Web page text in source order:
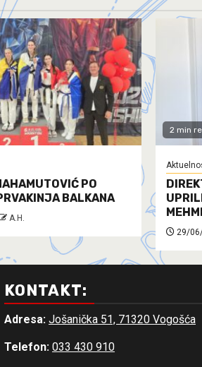
PO
BALKANA
A.H.
2 min
29/
KONTAKT:
Adresa: Jošanička 51, 71320 Vogošća
Telefon: 033 430 910